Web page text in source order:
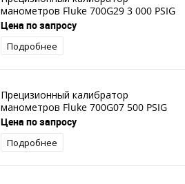
манометров Fluke 700G29 3 000 PSIG
Цена по запросу
Подробнее
Прецизионный калибратор
манометров Fluke 700G07 500 PSIG
Цена по запросу
Подробнее